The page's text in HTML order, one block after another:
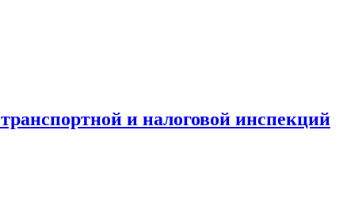
и налоговой инспекций